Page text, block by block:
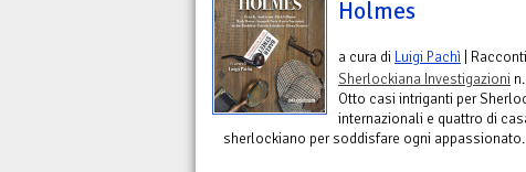
Holmes
a cura di Luigi Pachì | Racconti
Sherlockiana Investigazioni
Otto casi intriganti per
internazionali e quattro di
sherlockiano per soddisfare ogni appassionato.